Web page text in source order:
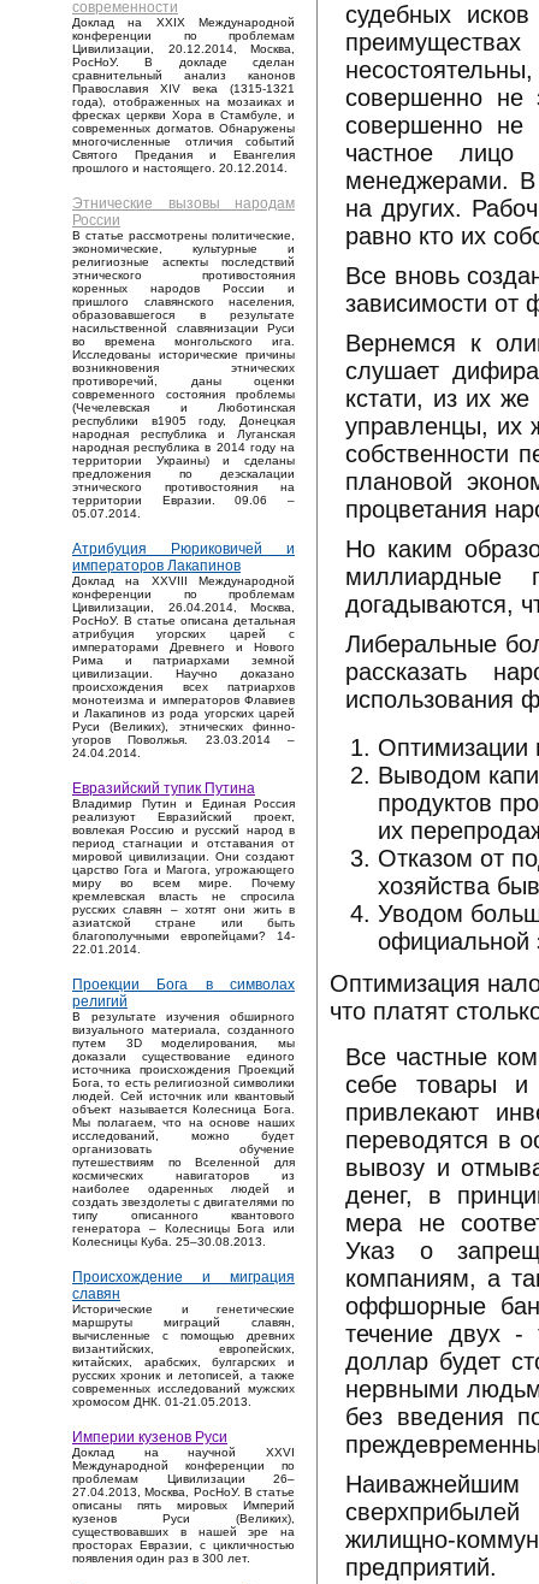
современности
Доклад на XXIX Международной
конференции по проблемам
Цивилизации, 20.12.2014, Москва,
РосНоУ. В докладе сделан
сравнительный анализ канонов
Православия XIV века (1315-1321
года), отображенных на мозаиках и
фресках церкви Хора в Стамбуле, и
современных догматов. Обнаружены
многочисленные отличия событий
Святого Предания и Евангелия
прошлого и настоящего. 20.12.2014.
Этнические вызовы народам
России
В статье рассмотрены политические,
экономические, культурные и
религиозные аспекты последствий
этнического противостояния
коренных народов России и
пришлого славянского населения,
образовавшегося в результате
насильственной славянизации Руси
во времена монгольского ига.
Исследованы исторические причины
возникновения этнических
противоречий, даны оценки
современного состояния проблемы
(Чечелевская и Люботинская
республики в1905 году, Донецкая
народная республика и Луганская
народная республика в 2014 году на
территории Украины) и сделаны
предложения по деэскалации
этнического противостояния на
территории Евразии. 09.06 –
05.07.2014.
Атрибуция Рюриковичей и
императоров Лакапинов
Доклад на XXVIII Международной
конференции по проблемам
Цивилизации, 26.04.2014, Москва,
РосНоУ. В статье описана детальная
атрибуция угорских царей с
императорами Древнего и Нового
Рима и патриархами земной
цивилизации. Научно доказано
происхождения всех патриархов
монотеизма и императоров Флавиев
и Лакапинов из рода угорских царей
Руси (Великих), этнических финно-
угоров Поволжья. 23.03.2014 –
24.04.2014.
Евразийский тупик Путина
Владимир Путин и Единая Россия
реализуют Евразийский проект,
вовлекая Россию и русский народ в
период стагнации и отставания от
мировой цивилизации. Они создают
царство Гога и Магога, угрожающего
миру во всем мире. Почему
кремлевская власть не спросила
русских славян – хотят они жить в
азиатской стране или быть
благополучными европейцами? 14-
22.01.2014.
Проекции Бога в символах
религий
В результате изучения обширного
визуального материала, созданного
путем 3D моделирования, мы
доказали существование единого
источника происхождения Проекций
Бога, то есть религиозной символики
людей. Сей источник или квантовый
объект называется Колесница Бога.
Мы полагаем, что на основе наших
исследований, можно будет
организовать обучение
путешествиям по Вселенной для
космических навигаторов из
наиболее одаренных людей и
создать звездолеты с двигателями по
типу описанного квантового
генератора – Колесницы Бога или
Колесницы Куба. 25–30.08.2013.
Происхождение и миграция
славян
Исторические и генетические
маршруты миграций славян,
вычисленные с помощью древних
византийских, европейских,
китайских, арабских, булгарских и
русских хроник и летописей, а также
современных исследований мужских
хромосом ДНК. 01-21.05.2013.
Империи кузенов Руси
Доклад на научной XXVI
Международной конференции по
проблемам Цивилизации 26–
27.04.2013, Москва, РосНоУ. В статье
описаны пять мировых Империй
кузенов Руси (Великих),
существовавших в нашей эре на
просторах Евразии, с цикличностью
появления один раз в 300 лет.
судебных
совершенно не
совершенно не
частное лицо
менеджерами. В
на других.
равно кто их
Все вновь
зависимости от
Вернемся к
слушает
кстати, из их
управленцы, их
собственности
плановой
процветания
Но каким
догадываются,
Либеральные
рассказать
использования
Оптимизации
Выводом
продуктов
их
Отказом от
хозяйства
Уводом
официальной
Оптимизация
что платят
Все частные
себе товары и
привлекают
переводятся в
вывозу и
денег, в
мера не
Указ о
компаниям, а
оффшорные
течение двух -
доллар будет
нервными
без введения
Наиважнейшим
жилищно-
предприятий.